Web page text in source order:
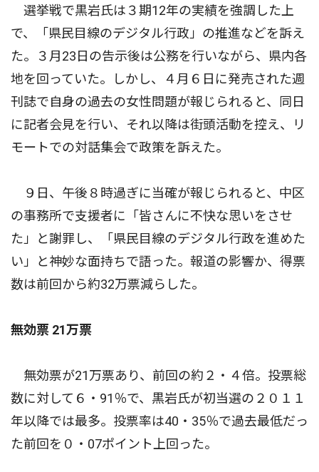
選挙戦で黒岩氏は３期12年の実績を強調した上
で、「県民目線のデジタル行政」の推進などを訴え
た。３月23日の告示後は公務を行いながら、県内各
地を回っていた。しかし、４月６日に発売された週
刊誌で自身の過去の女性問題が報じられると、同日
に記者会見を行い、それ以降は街頭活動を控え、リ
モートでの対話集会で政策を訴えた。
９日、午後８時過ぎに当確が報じられると、中区
の事務所で支援者に「皆さんに不快な思いをさせ
た」と謝罪し、「県民目線のデジタル行政を進めた
い」と神妙な面持ちで語った。報道の影響か、得票
数は前回から約32万票減らした。
無効票 21万票
無効票が21万票あり、前回の約２・４倍。投票総
数に対して６・91％で、黒岩氏が初当選の２０１１
年以降では最多。投票率は40・35％で過去最低だっ
た前回を０・07ポイント上回った。